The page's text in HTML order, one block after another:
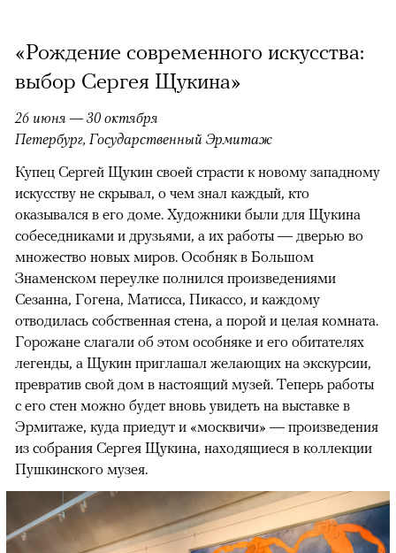
«Рождение современного искусства:
выбор Сергея Щукина»
26 июня — 30 октября
Петербург, Государственный Эрмитаж
Купец Сергей Щукин своей страсти к новому западному
искусству не скрывал, о чем знал каждый, кто
оказывался в его доме. Художники были для Щукина
собеседниками и друзьями, а их работы — дверью во
множество новых миров. Особняк в Большом
Знаменском переулке полнился произведениями
Сезанна, Гогена, Матисса, Пикассо, и каждому
отводилась собственная стена, а порой и целая комната.
Горожане слагали об этом особняке и его обитателях
легенды, а Щукин приглашал желающих на экскурсии,
превратив свой дом в настоящий музей. Теперь работы
с его стен можно будет вновь увидеть на выставке в
Эрмитаже, куда приедут и «москвичи» — произведения
из собрания Сергея Щукина, находящиеся в коллекции
Пушкинского музея.